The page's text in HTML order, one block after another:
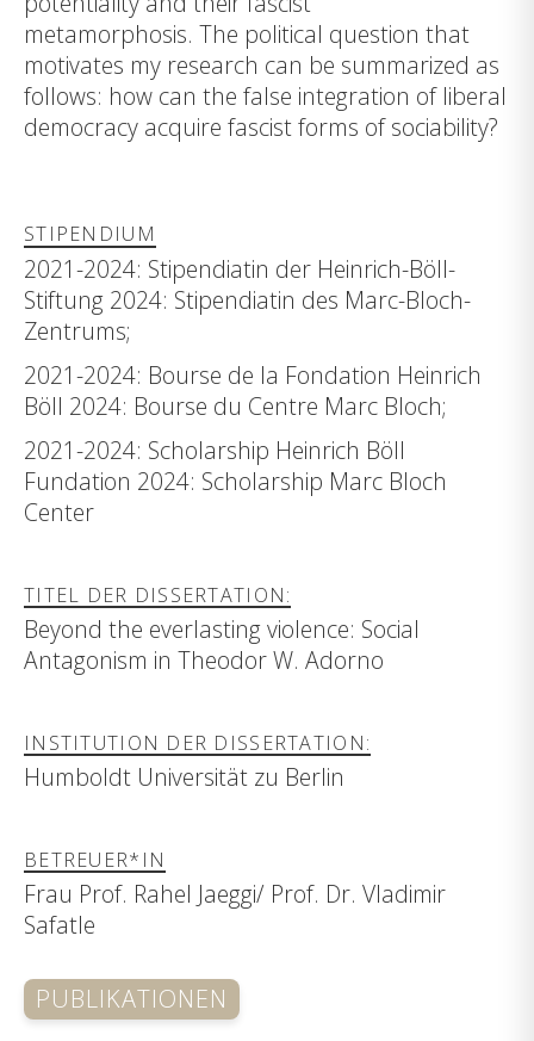
metamorphosis. The political question that
motivates my research can be summarized as
follows: how can the false integration of liberal
democracy acquire fascist forms of sociability?
STIPENDIUM
2021-2024: Stipendiatin der Heinrich-Böll-
Stiftung 2024: Stipendiatin des Marc-Bloch-
Zentrums;
2021-2024: Bourse de la Fondation Heinrich
Böll 2024: Bourse du Centre Marc Bloch;
2021-2024: Scholarship Heinrich Böll
Fundation 2024: Scholarship Marc Bloch
Center
TITEL DER DISSERTATION:
Beyond the everlasting violence: Social
Antagonism in Theodor W. Adorno
INSTITUTION DER DISSERTATION:
Humboldt Universität zu Berlin
BETREUER*IN
Frau Prof. Rahel Jaeggi/ Prof. Dr. Vladimir
Safatle
PUBLIKATIONEN